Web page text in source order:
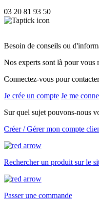
03 20 81 93 50
Besoin de conseils ou
Nos experts sont là pour vous
Connectez-vous pour
Je crée un compte Je me
Sur quel sujet pouvons-nous
Créer / Gérer mon compte
Rechercher un produit sur le
Passer une commande